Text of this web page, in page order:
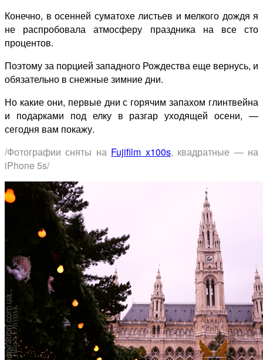
Конечно, в осенней суматохе листьев и мелкого дождя я
не распробовала атмосферу праздника на все сто
процентов.
Поэтому за порцией западного Рождества еще вернусь, и
обязательно в снежные зимние дни.
Но какие они, первые дни с горячим запахом глинтвейна
и подарками под елку в разгар уходящей осени, —
сегодня вам покажу.
/Фотографии сняты на Fujifilm x100s, квадратные — на
iPhone 5s/